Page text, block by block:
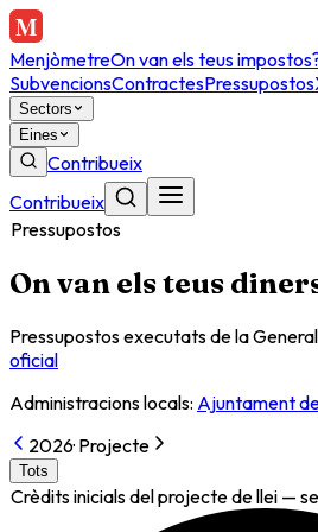
MenjòmetreOn van els teus
SubvencionsContractesPressupostos
Sectors
Eines
Contribueix
Contribueix
Pressupostos
On van els teus
Pressupostos executats de la
oficial
Administracions locals: Ajuntament
2026· Projecte
Tots
Crèdits inicials del projecte de llei —